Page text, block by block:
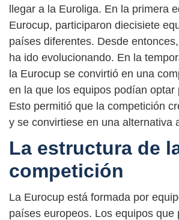
llegar a la Euroliga. En la primera
Eurocup, participaron diecisiete
países diferentes. Desde
ha ido evolucionando. En la
la Eurocup se convirtió en una
en la que los equipos podían optar
Esto permitió que la competición
y se convirtiese en una alternativa
La estructura de
competición
La Eurocup está formada por
países europeos. Los equipos que